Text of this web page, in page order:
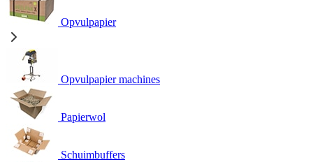
Opvulpapier
Opvulpapier machines
Papierwol
Schuimbuffers